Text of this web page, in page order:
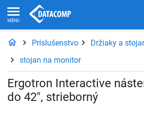
Príslušenstvo Držiaky a
stojan na monitor
Ergotron Interactive
do 42", strieborný